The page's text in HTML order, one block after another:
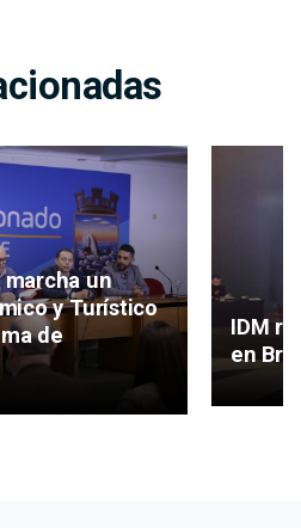
un
y Turístico
de
IDM
en